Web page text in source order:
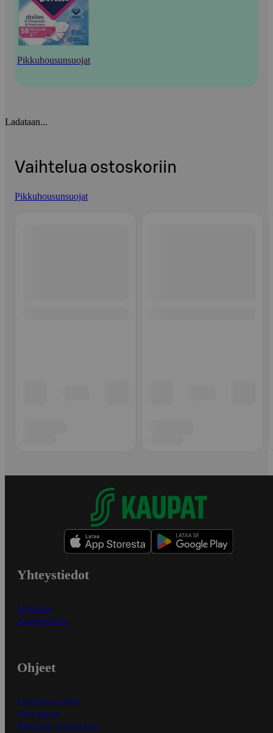
Pikkuhousunsuojat
Ladataan...
Vaihtelua ostoskoriin
Pikkuhousunsuojat
Yhteystiedot
Myymälät
Asiakaspalvelu
Ohjeet
Ensitilaajan ohjeet
Näin maksat
Näin tilaat ja muokkaat